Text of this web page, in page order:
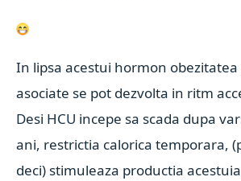
In lipsa acestui hormon
asociate se pot dezvolta in ritm
Desi HCU incepe sa scada dupa
ani, restrictia calorica temporara,
deci) stimuleaza productia